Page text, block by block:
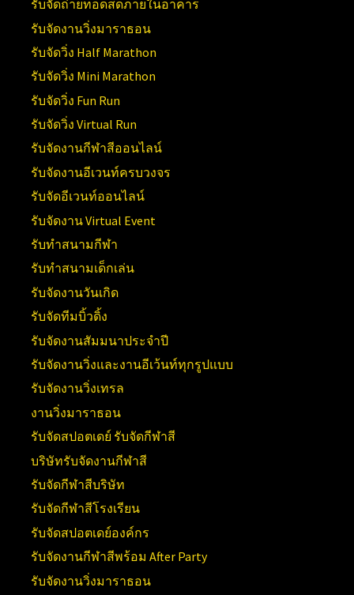
รับจัดถ่ายทอดสดภายในอาคาร
รับจัดงานวิ่งมาราธอน
รับจัดวิ่ง Half Marathon
รับจัดวิ่ง Mini Marathon
รับจัดวิ่ง Fun Run
รับจัดวิ่ง Virtual Run
รับจัดงานกีฬาสีออนไลน์
รับจัดงานอีเวนท์ครบวงจร
รับจัดอีเวนท์ออนไลน์
รับจัดงาน Virtual Event
รับทำสนามกีฬา
รับทำสนามเด็กเล่น
รับจัดงานวันเกิด
รับจัดทีมบิ้วดิ้ง
รับจัดงานสัมมนาประจำปี
รับจัดงานวิ่งและงานอีเว้นท์ทุกรูปแบบ
รับจัดงานวิ่งเทรล
งานวิ่งมาราธอน
รับจัดสปอตเดย์ รับจัดกีฬาสี
บริษัทรับจัดงานกีฬาสี
รับจัดกีฬาสีบริษัท
รับจัดกีฬาสีโรงเรียน
รับจัดสปอตเดย์องค์กร
รับจัดงานกีฬาสีพร้อม After Party
รับจัดงานวิ่งมาราธอน